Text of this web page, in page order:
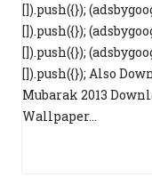
[]).push({});
[]).push({});
[]).push({});
[]).push({}); Also
Mubarak 2013
Wallpaper...